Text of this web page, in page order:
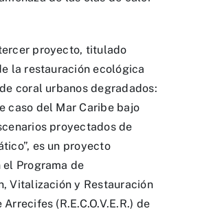
proyecto, titulado
la restauración ecológica
coral urbanos degradados:
caso del Mar Caribe bajo
proyectados de
es un proyecto
Programa de
Vitalización y Restauración
(R.E.C.O.V.E.R.) de